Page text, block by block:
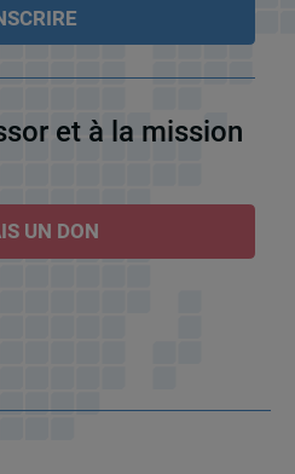
et à la mission
UN DON